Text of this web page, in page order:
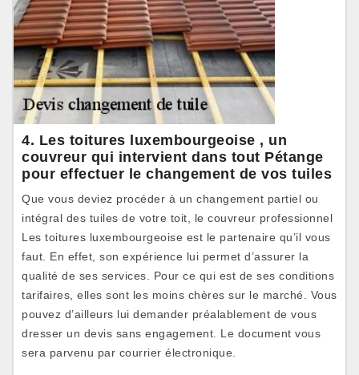
4. Les toitures luxembourgeoise , un
couvreur qui intervient dans tout Pétange
pour effectuer le changement de vos tuiles
Que vous deviez procéder à un changement partiel ou
intégral des tuiles de votre toit, le couvreur professionnel
Les toitures luxembourgeoise est le partenaire qu’il vous
faut. En effet, son expérience lui permet d’assurer la
qualité de ses services. Pour ce qui est de ses conditions
tarifaires, elles sont les moins chères sur le marché. Vous
pouvez d’ailleurs lui demander préalablement de vous
dresser un devis sans engagement. Le document vous
sera parvenu par courrier électronique.